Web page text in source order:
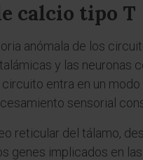
calcio tipo T
anómala de los
y las neuronas
entra en un
sensorial
reticular del tálamo,
genes implicados en